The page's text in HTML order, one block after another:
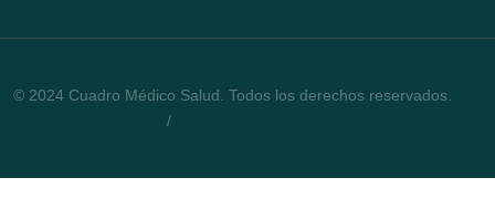
© 2024 Cuadro Médico Salud. Todos los derechos reservados.
/